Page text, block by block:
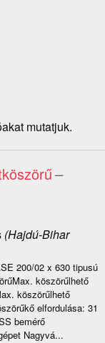
mutatjuk.
–
(Hajdú-Bihar
200/02 x 630 tipusú
köszörűlhető
köszörűlhető
elfordulása: 31
bemérő
Nagyvá...